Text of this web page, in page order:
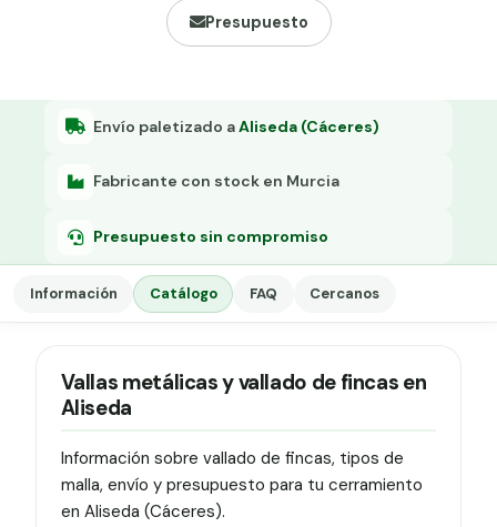
Grapa malla H.
Presupuesto
Envío paletizado aAliseda (Cáceres)
Fabricante con stock en Murcia
Presupuesto sin compromiso
Información Catálogo FAQ Cercanos
Vallas metálicas y vallado de fincas en
Aliseda
Información sobre vallado de fincas, tipos de
malla, envío y presupuesto para tu cerramiento
en Aliseda (Cáceres).